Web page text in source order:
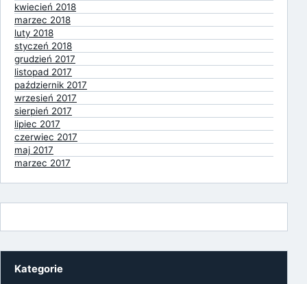
kwiecień 2018
marzec 2018
luty 2018
styczeń 2018
grudzień 2017
listopad 2017
październik 2017
wrzesień 2017
sierpień 2017
lipiec 2017
czerwiec 2017
maj 2017
marzec 2017
Kategorie